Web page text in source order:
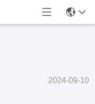
2024-09-10